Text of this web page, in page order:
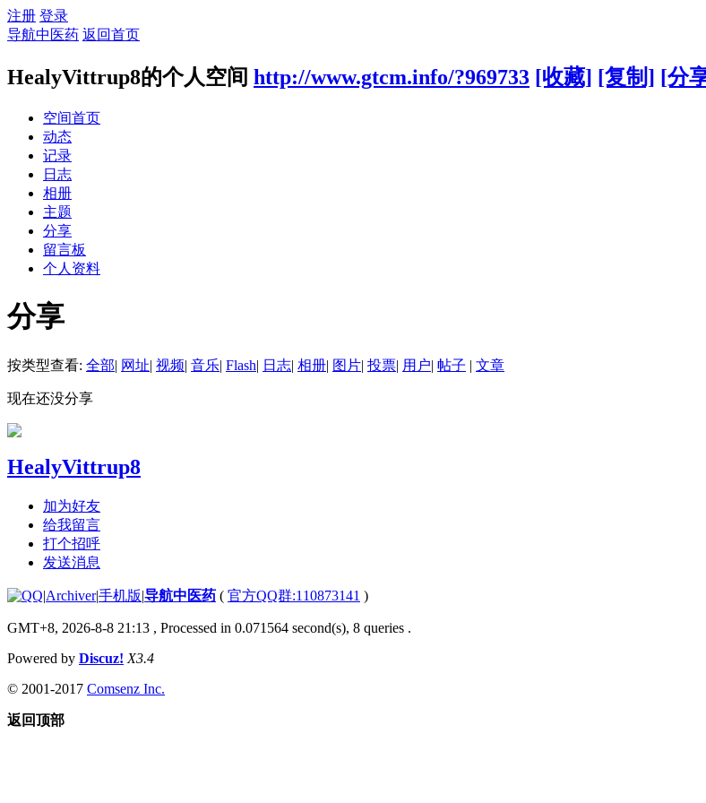
注册 登录
导航中医药 返回首页
HealyVittrup8的个人空间 http://www.gtcm.info/?969733 [收藏] [复制] [分
空间首页
动态
记录
日志
相册
主题
分享
留言板
个人资料
分享
按类型查看: 全部| 网址| 视频| 音乐| Flash| 日志| 相册| 图片| 投票| 用户| 帖子 | 文章
现在还没分享
HealyVittrup8
加为好友
给我留言
打个招呼
发送消息
|Archiver|手机版|导航中医药 ( 官方QQ群:110873141 )
GMT+8, 2026-8-8 21:13 , Processed in 0.071564 second(s), 8 queries .
Powered by Discuz! X3.4
© 2001-2017 Comsenz Inc.
返回顶部